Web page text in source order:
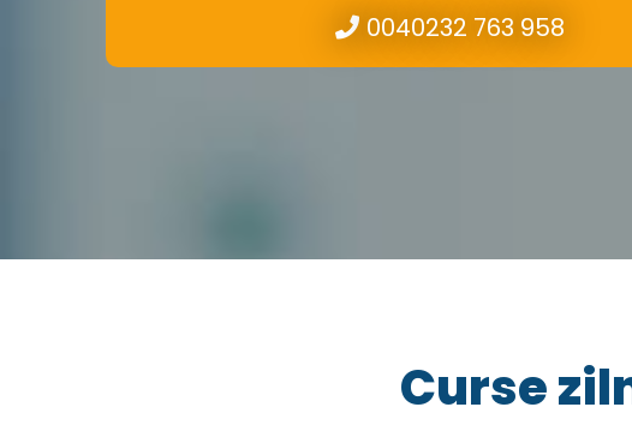
0040232 763 958
Curse